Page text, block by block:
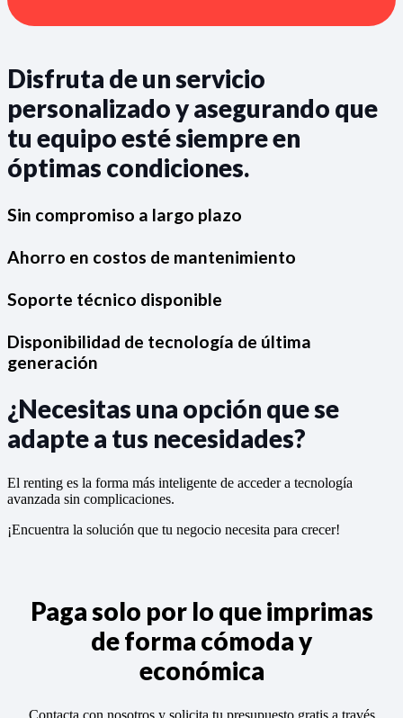
Disfruta de un servicio
personalizado y asegurando que
tu equipo esté siempre en
óptimas condiciones.
Sin compromiso a largo plazo
Ahorro en costos de mantenimiento
Soporte técnico disponible
Disponibilidad de tecnología de última
generación
¿Necesitas una opción que se
adapte a tus necesidades?
El renting es la forma más inteligente de acceder a tecnología
avanzada sin complicaciones.
¡Encuentra la solución que tu negocio necesita para crecer!
Paga solo por lo que imprimas
de forma cómoda y
económica
Contacta con nosotros y solicita tu presupuesto gratis a través